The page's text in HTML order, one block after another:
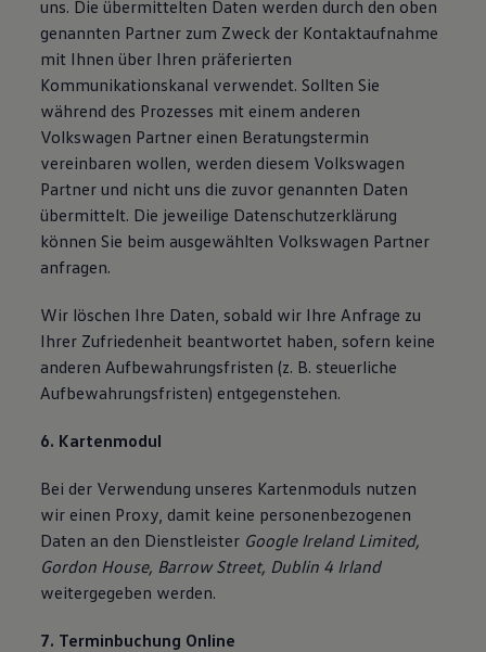
uns. Die übermittelten Daten werden durch den oben
genannten Partner zum Zweck der Kontaktaufnahme
mit Ihnen über Ihren präferierten
Kommunikationskanal verwendet. Sollten Sie
während des Prozesses mit einem anderen
Volkswagen Partner einen Beratungstermin
vereinbaren wollen, werden diesem Volkswagen
Partner und nicht uns die zuvor genannten Daten
übermittelt. Die jeweilige Datenschutzerklärung
können Sie beim ausgewählten Volkswagen Partner
anfragen.
Wir löschen Ihre Daten, sobald wir Ihre Anfrage zu
Ihrer Zufriedenheit beantwortet haben, sofern keine
anderen Aufbewahrungsfristen (z. B. steuerliche
Aufbewahrungsfristen) entgegenstehen.
6. Kartenmodul
Bei der Verwendung unseres Kartenmoduls nutzen
wir einen Proxy, damit keine personenbezogenen
Daten an den Dienstleister Google Ireland Limited,
Gordon House, Barrow Street, Dublin 4 Irland
weitergegeben werden.
7. Terminbuchung Online